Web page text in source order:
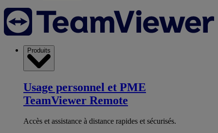
Produits
Usage personnel et PME
TeamViewer Remote
Accès et assistance à distance rapides et sécurisés.